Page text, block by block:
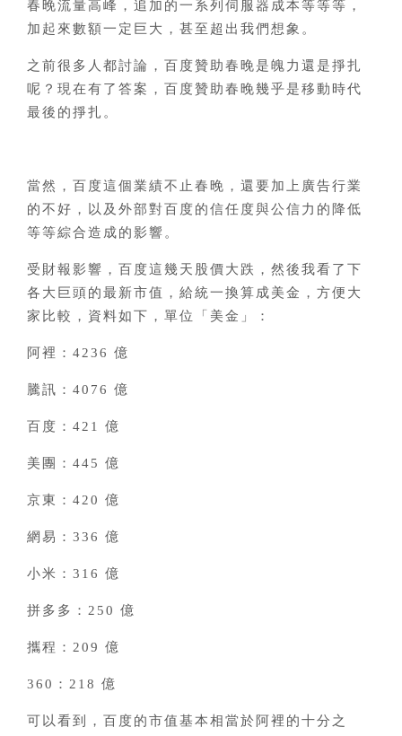
春晚流量高峰，追加的一系列伺服器成本等等等，
加起來數額一定巨大，甚至超出我們想象。
之前很多人都討論，百度贊助春晚是魄力還是掙扎
呢？現在有了答案，百度贊助春晚幾乎是移動時代
最後的掙扎。
當然，百度這個業績不止春晚，還要加上廣告行業
的不好，以及外部對百度的信任度與公信力的降低
等等綜合造成的影響。
受財報影響，百度這幾天股價大跌，然後我看了下
各大巨頭的最新市值，給統一換算成美金，方便大
家比較，資料如下， 單位「美金」：
阿裡：4236 億
騰訊：4076 億
百度：421 億
美團：445 億
京東：420 億
網易：336 億
小米：316 億
拼多多：250 億
攜程：209 億
360：218 億
可以看到，百度的市值基本相當於阿裡的十分之